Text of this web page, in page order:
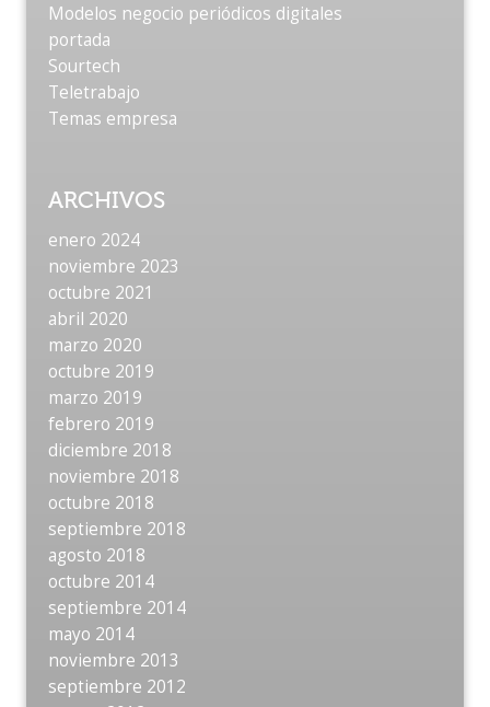
Modelos negocio periódicos digitales
portada
Sourtech
Teletrabajo
Temas empresa
ARCHIVOS
enero 2024
noviembre 2023
octubre 2021
abril 2020
marzo 2020
octubre 2019
marzo 2019
febrero 2019
diciembre 2018
noviembre 2018
octubre 2018
septiembre 2018
agosto 2018
octubre 2014
septiembre 2014
mayo 2014
noviembre 2013
septiembre 2012